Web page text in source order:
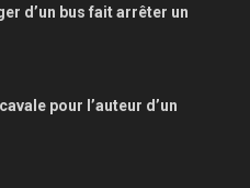
d’un bus fait arrêter un
pour l’auteur d’un